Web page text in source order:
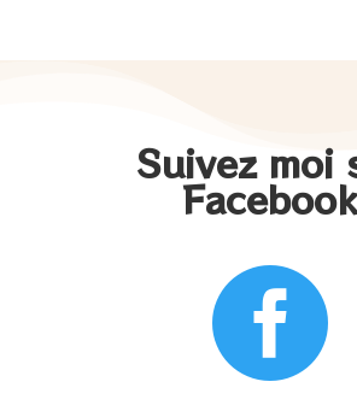
Suivez moi
Facebook
